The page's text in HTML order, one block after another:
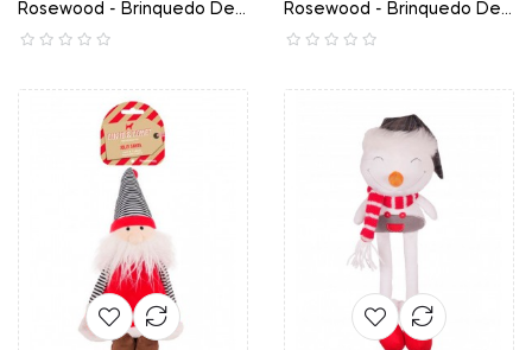
Rosewood - Brinquedo De... Rosewood - Brinquedo De...